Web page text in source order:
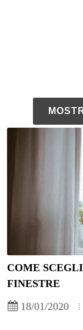
COME
FINESTRE
18/01/2020